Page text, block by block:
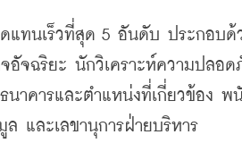
แทนเร็วที่สุด 5 อันดับ ประกอบ
จฉริยะ นักวิเคราะห์ความปลอด
าคารและตำแหน่งที่เกี่ยวข้อง พ
และเลขานุการฝ่ายบริหาร